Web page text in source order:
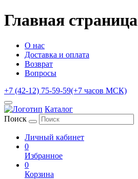
Главная страница
О нас
Доставка и оплата
Возврат
Вопросы
+7 (42-12) 75-59-59(+7 часов МСК)
Каталог
Поиск
Личный кабинет
0
Избранное
0
Корзина